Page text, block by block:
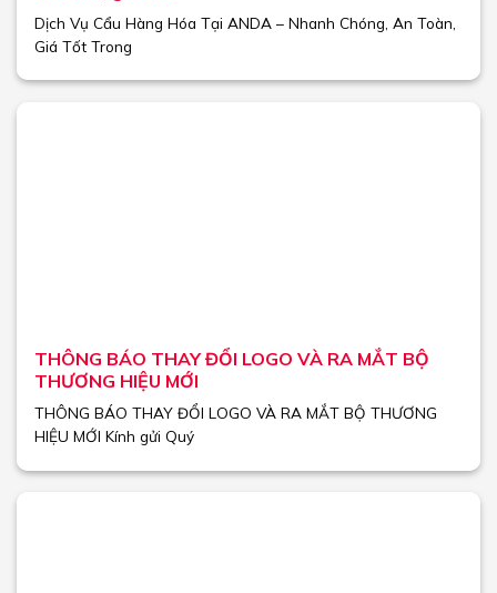
Dịch Vụ Cẩu Hàng Hóa Tại ANDA – Nhanh Chóng, An Toàn,
Giá Tốt Trong
THÔNG BÁO THAY ĐỔI LOGO VÀ RA MẮT BỘ
THƯƠNG HIỆU MỚI
THÔNG BÁO THAY ĐỔI LOGO VÀ RA MẮT BỘ THƯƠNG
HIỆU MỚI Kính gửi Quý